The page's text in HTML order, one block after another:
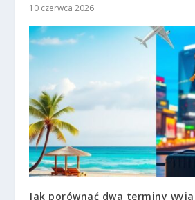
10 czerwca 2026
Jak porównać dwa terminy